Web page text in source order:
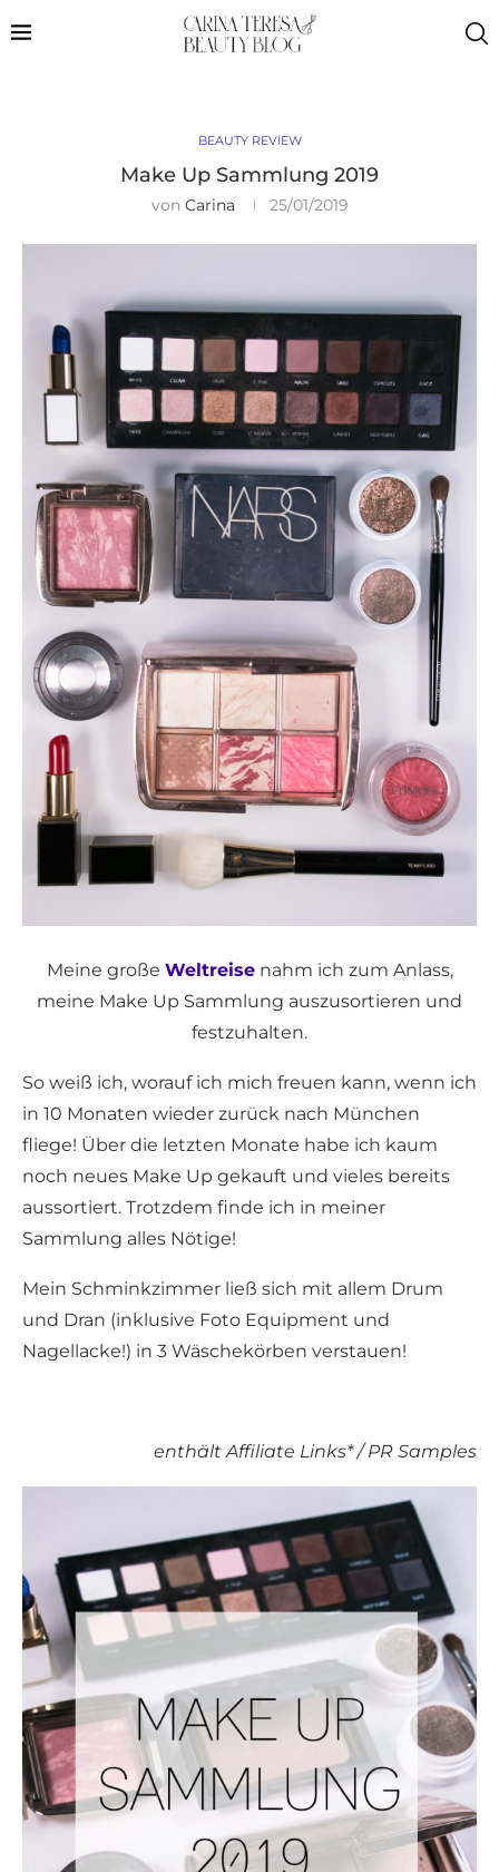
BEAUTY REVIEW
Make Up Sammlung 2019
von Carina 25/01/2019
Meine große Weltreisenahm ich zum Anlass,
meine Make Up Sammlung auszusortieren und
festzuhalten.
So weiß ich, worauf ich mich freuen kann, wenn ich
in 10 Monaten wieder zurück nach München
fliege! Über die letzten Monate habe ich kaum
noch neues Make Up gekauft und vieles bereits
aussortiert. Trotzdem finde ich in meiner
Sammlung alles Nötige!
Mein Schminkzimmer ließ sich mit allem Drum
und Dran (inklusive Foto Equipment und
Nagellacke!) in 3 Wäschekörben verstauen!
enthält Affiliate Links* / PR Samples